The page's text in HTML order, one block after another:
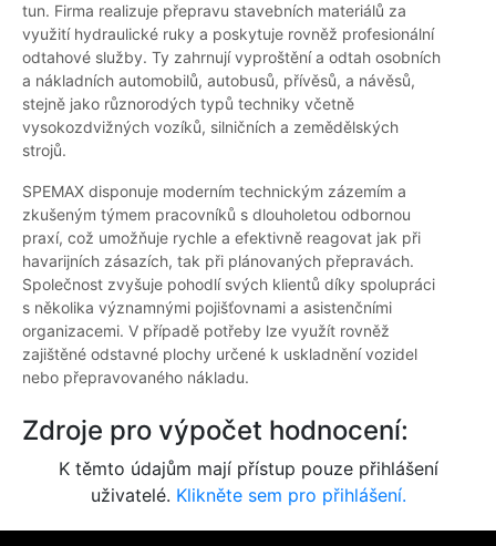
tun. Firma realizuje přepravu stavebních materiálů za
využití hydraulické ruky a poskytuje rovněž profesionální
odtahové služby. Ty zahrnují vyproštění a odtah osobních
a nákladních automobilů, autobusů, přívěsů, a návěsů,
stejně jako různorodých typů techniky včetně
vysokozdvižných vozíků, silničních a zemědělských
strojů.
SPEMAX disponuje moderním technickým zázemím a
zkušeným týmem pracovníků s dlouholetou odbornou
praxí, což umožňuje rychle a efektivně reagovat jak při
havarijních zásazích, tak při plánovaných přepravách.
Společnost zvyšuje pohodlí svých klientů díky spolupráci
s několika významnými pojišťovnami a asistenčními
organizacemi. V případě potřeby lze využít rovněž
zajištěné odstavné plochy určené k uskladnění vozidel
nebo přepravovaného nákladu.
Zdroje pro výpočet hodnocení:
K těmto údajům mají přístup pouze přihlášení
uživatelé. Klikněte sem pro přihlášení.